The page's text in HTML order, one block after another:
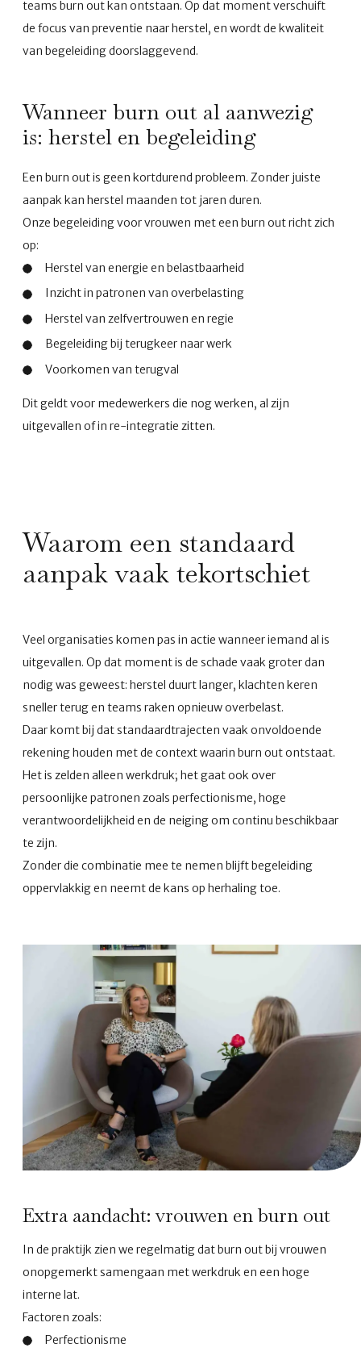
teams burn out kan ontstaan. Op dat moment verschuift
de focus van preventie naar herstel, en wordt de kwaliteit
van begeleiding doorslaggevend.
Wanneer burn out al aanwezig
is: herstel en begeleiding
Een burn out is geen kortdurend probleem. Zonder juiste
aanpak kan herstel maanden tot jaren duren.
Onze begeleiding voor vrouwen met een burn out richt zich
op:
Herstel van energie en belastbaarheid
Inzicht in patronen van overbelasting
Herstel van zelfvertrouwen en regie
Begeleiding bij terugkeer naar werk
Voorkomen van terugval
Dit geldt voor medewerkers die nog werken, al zijn
uitgevallen of in re-integratie zitten.
Waarom een standaard
aanpak vaak tekortschiet
Veel organisaties komen pas in actie wanneer iemand al is
uitgevallen. Op dat moment is de schade vaak groter dan
nodig was geweest: herstel duurt langer, klachten keren
sneller terug en teams raken opnieuw overbelast.
Daar komt bij dat standaardtrajecten vaak onvoldoende
rekening houden met de context waarin burn out ontstaat.
Het is zelden alleen werkdruk; het gaat ook over
persoonlijke patronen zoals perfectionisme, hoge
verantwoordelijkheid en de neiging om continu beschikbaar
te zijn.
Zonder die combinatie mee te nemen blijft begeleiding
oppervlakkig en neemt de kans op herhaling toe.
Extra aandacht: vrouwen en burn out
In de praktijk zien we regelmatig dat burn out bij vrouwen
onopgemerkt samengaan met werkdruk en een hoge
interne lat.
Factoren zoals:
Perfectionisme